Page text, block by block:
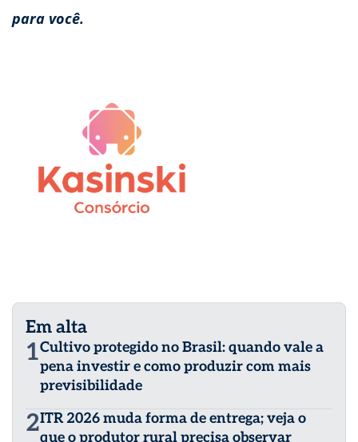
para você.
Em alta
1Cultivo protegido no Brasil: quando vale a
pena investir e como produzir com mais
previsibilidade
2ITR 2026 muda forma de entrega; veja o
que o produtor rural precisa observar